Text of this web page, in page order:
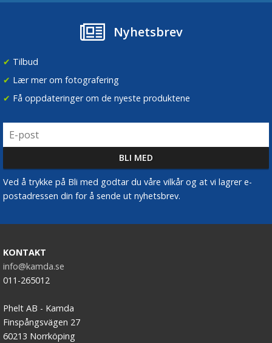
Nyhetsbrev
✔ Tilbud
✔ Lær mer om fotografering
✔ Få oppdateringer om de nyeste produktene
Ved å trykke på Bli med godtar du våre vilkår og at vi lagrer e-
postadressen din for å sende ut nyhetsbrev.
KONTAKT
info@kamda.se
011-265012
Phelt AB - Kamda
Finspångsvägen 27
60213 Norrköping